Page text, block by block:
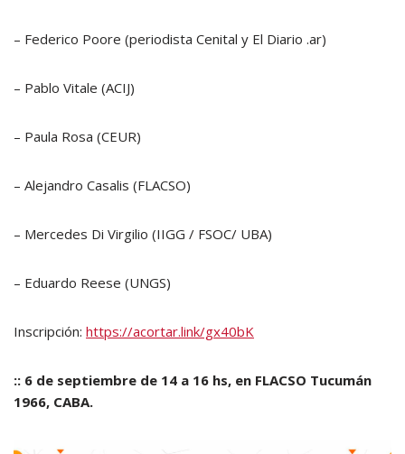
– Federico Poore (periodista Cenital y El Diario .ar)
– Pablo Vitale (ACIJ)
– Paula Rosa (CEUR)
– Alejandro Casalis (FLACSO)
– Mercedes Di Virgilio (IIGG / FSOC/ UBA)
– Eduardo Reese (UNGS)
Inscripción: https://acortar.link/gx40bK
:: 6 de septiembre de 14 a 16 hs, en FLACSO Tucumán
1966, CABA.